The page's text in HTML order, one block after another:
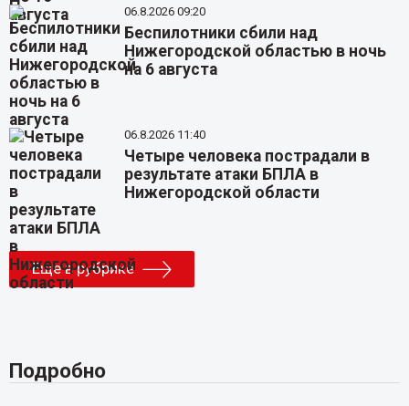
06.8.2026 09:20
Беспилотники сбили над
Нижегородской областью в ночь
на 6 августа
06.8.2026 11:40
Четыре человека пострадали в
результате атаки БПЛА в
Нижегородской области
Еще в рубрике
Подробно